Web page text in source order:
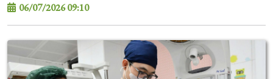
06/07/2026 09:10